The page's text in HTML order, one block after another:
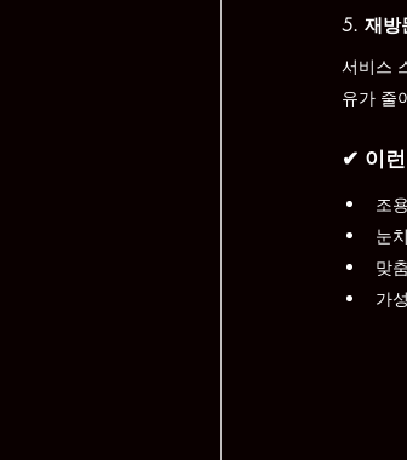
5. 재방
서비스
유가 줄
✔ 이
조
눈
맞
가